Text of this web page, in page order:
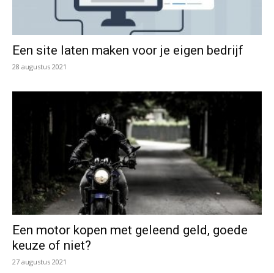
Een site laten maken voor je eigen bedrijf
28 augustus 2021
Een motor kopen met geleend geld, goede
keuze of niet?
27 augustus 2021